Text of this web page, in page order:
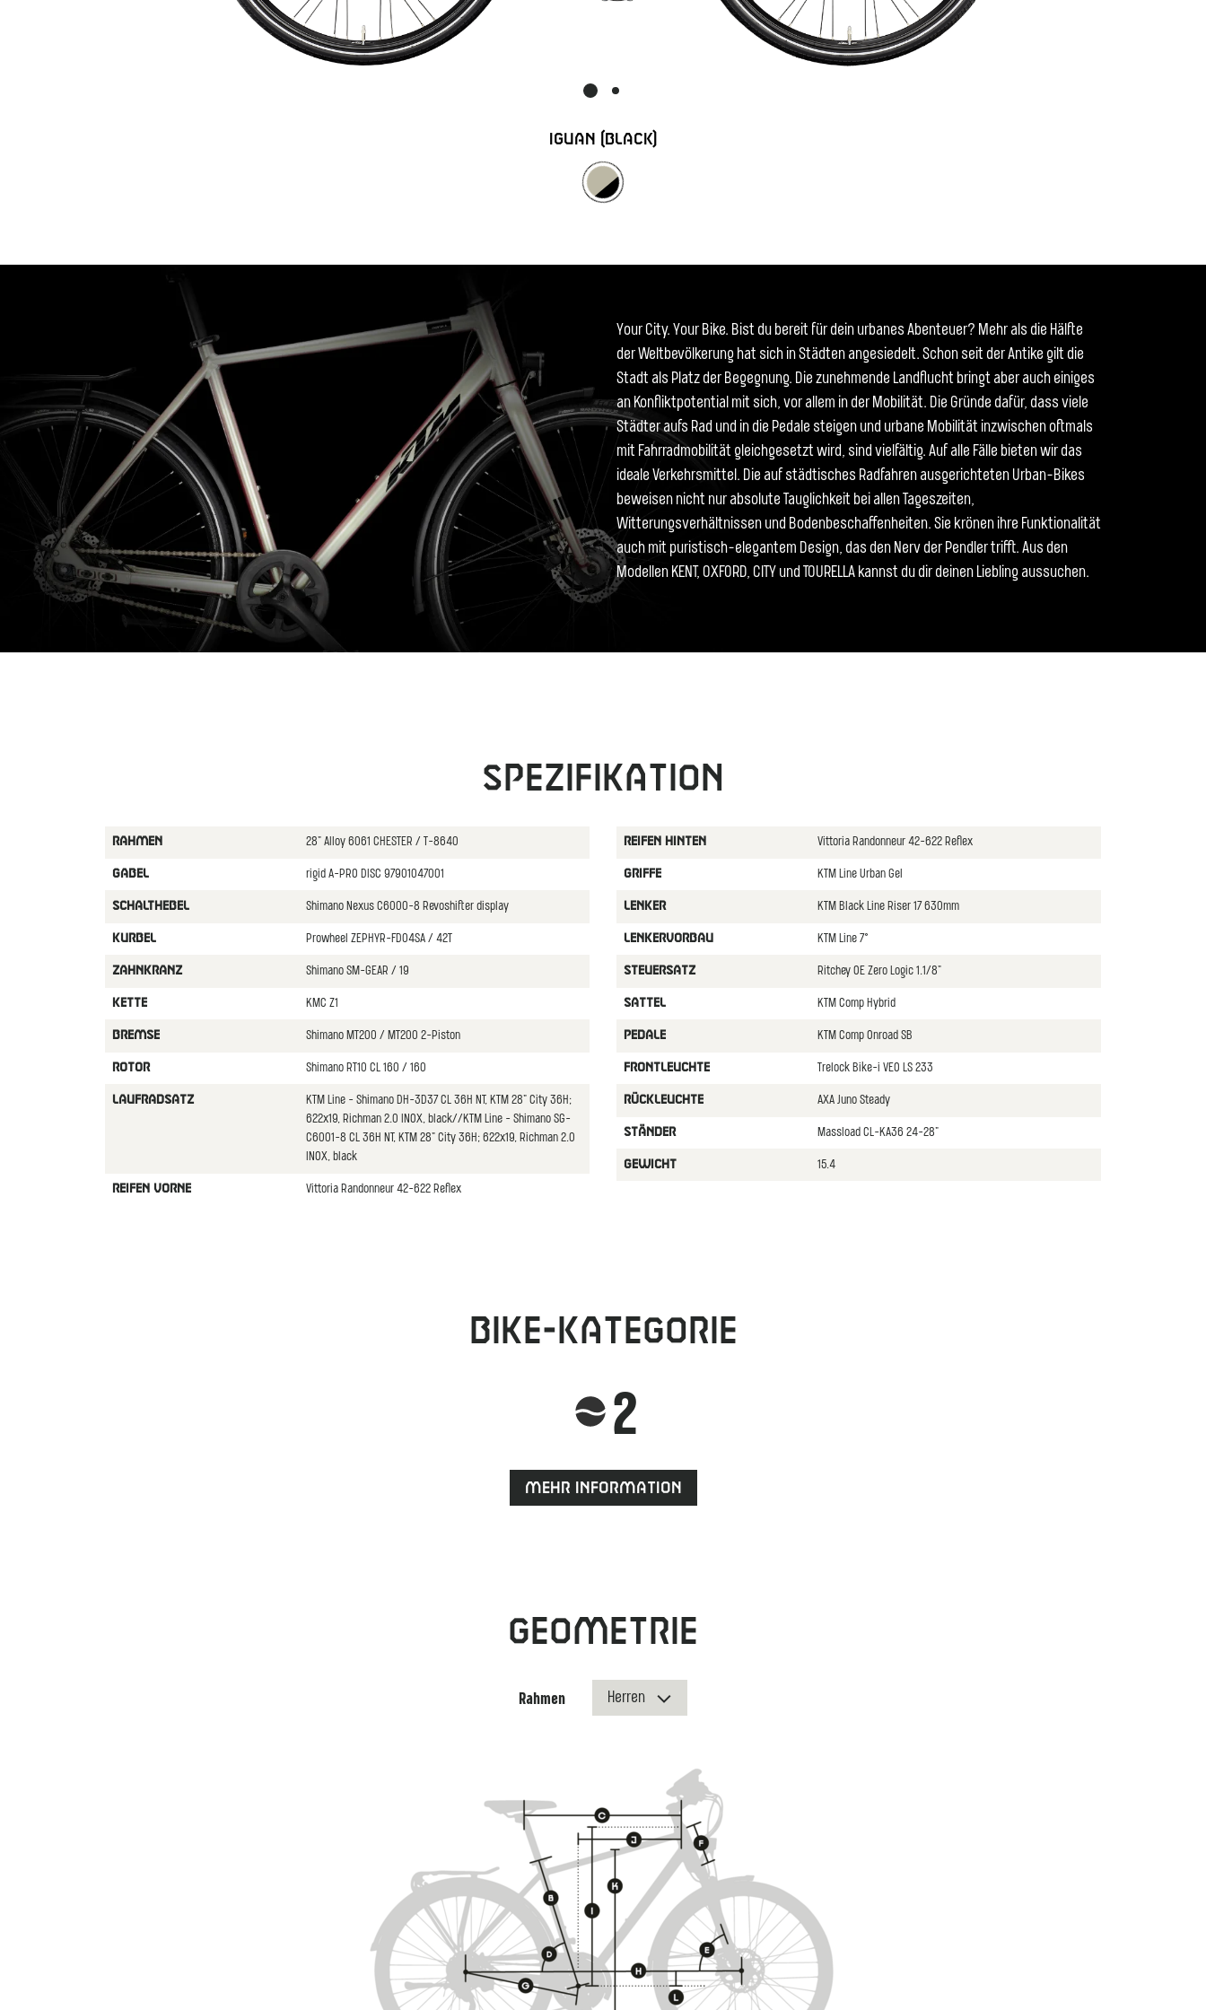
IGUAN (BLACK)
Your City. Your Bike. Bist du bereit für dein urbanes Abenteuer? Mehr als die Hälfte
der Weltbevölkerung hat sich in Städten angesiedelt. Schon seit der Antike gilt die
Stadt als Platz der Begegnung. Die zunehmende Landflucht bringt aber auch einiges
an Konfliktpotential mit sich, vor allem in der Mobilität. Die Gründe dafür, dass viele
Städter aufs Rad und in die Pedale steigen und urbane Mobilität inzwischen oftmals
mit Fahrradmobilität gleichgesetzt wird, sind vielfältig. Auf alle Fälle bieten wir das
ideale Verkehrsmittel. Die auf städtisches Radfahren ausgerichteten Urban-Bikes
beweisen nicht nur absolute Tauglichkeit bei allen Tageszeiten,
Witterungsverhältnissen und Bodenbeschaffenheiten. Sie krönen ihre Funktionalität
auch mit puristisch-elegantem Design, das den Nerv der Pendler trifft. Aus den
Modellen KENT, OXFORD, CITY und TOURELLA kannst du dir deinen Liebling aussuchen.
Spezifikation
RAHMEN 28" Alloy 6061 CHESTER / T-8640
GABEL rigid A-PRO DISC 97901047001
SCHALTHEBEL Shimano Nexus C6000-8 Revoshifter display
KURBEL Prowheel ZEPHYR-FD04SA / 42T
ZAHNKRANZ Shimano SM-GEAR / 19
KETTE KMC Z1
BREMSE Shimano MT200 / MT200 2-Piston
ROTOR Shimano RT10 CL 160 / 160
LAUFRADSATZ
KTM Line - Shimano DH-3D37 CL 36H NT, KTM 28" City 36H;
622x19, Richman 2.0 INOX, black//KTM Line - Shimano SG-
C6001-8 CL 36H NT, KTM 28" City 36H; 622x19, Richman 2.0
INOX, black
REIFEN VORNE Vittoria Randonneur 42-622 Reflex
REIFEN HINTEN Vittoria Randonneur 42-622 Reflex
GRIFFE KTM Line Urban Gel
LENKER KTM Black Line Riser 17 630mm
LENKERVORBAU KTM Line 7°
STEUERSATZ Ritchey OE Zero Logic 1.1/8"
SATTEL KTM Comp Hybrid
PEDALE KTM Comp Onroad SB
FRONTLEUCHTE Trelock Bike-i VEO LS 233
RüCKLEUCHTE AXA Juno Steady
STäNDER Massload CL-KA36 24-28"
GEWICHT 15.4
Bike-Kategorie
2
Mehr Information
Geometrie
Rahmen